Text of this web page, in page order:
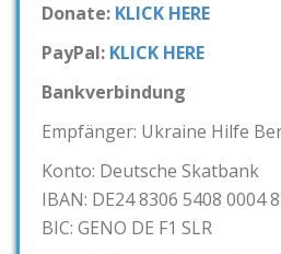
Donate: KLICK HERE
PayPal: KLICK HERE
Bankverbindung
Empfänger: Ukraine Hilfe
Konto: Deutsche Skatbank
IBAN: DE24 8306 5408 0004
BIC: GENO DE F1 SLR